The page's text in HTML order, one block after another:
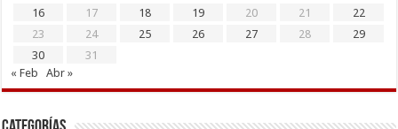
16
17 18 19 20 21
22
23
24 25 26 27 28
29
30
31
« Feb
Abr »